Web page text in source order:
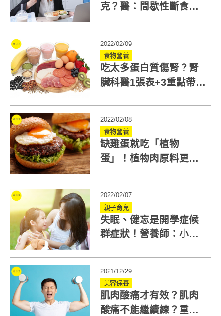
克？醫：間歇性斷食
2022/02/09
食物營養
吃太多蛋白質傷腎？腎
臟科醫1張表+3重點帶你
2022/02/08
食物營養
缺雞蛋就吃「植物
蛋」！植物肉原料更多
2022/02/07
親子育兒
失眠、健忘是開學症候
群症狀！營養師：小孩
2021/12/29
美容保養
肌肉酸痛才有效？肌肉
酸痛不能繼續練？重訓